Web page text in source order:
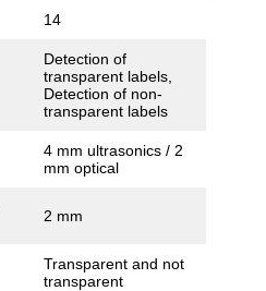
14
Detection of
transparent labels,
Detection of non-
transparent labels
4 mm ultrasonics / 2
mm optical
2 mm
Transparent and not
transparent